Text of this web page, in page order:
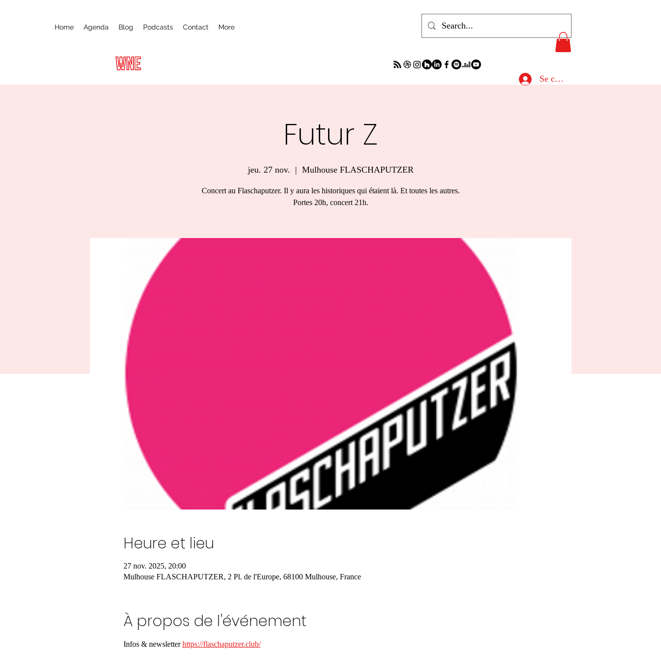
Home Agenda Blog Podcasts Contact More
Se connecter
Futur Z
jeu. 27 nov.
  |
Mulhouse FLASCHAPUTZER
Concert au Flaschaputzer. Il y aura les historiques qui étaient là. Et toutes les autres.
Portes 20h, concert 21h.
Heure et lieu
27 nov. 2025, 20:00
Mulhouse FLASCHAPUTZER, 2 Pl. de l'Europe, 68100 Mulhouse, France
À propos de l'événement
Infos & newsletter https://flaschaputzer.club/